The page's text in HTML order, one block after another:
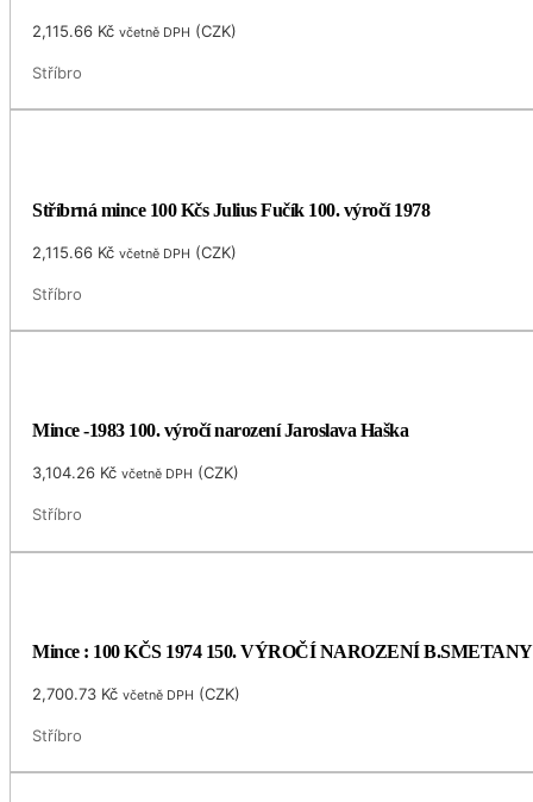
2,115.66 Kč včetně DPH (CZK)
Stříbro
Stříbrná mince 100 Kčs Julius Fučík 100. výročí 1978
2,115.66 Kč včetně DPH (CZK)
Stříbro
Mince -1983 100. výročí narození Jaroslava Haška
3,104.26 Kč včetně DPH (CZK)
Stříbro
Mince : 100 KČS 1974 150. VÝROČÍ NAROZENÍ B.SMETANY
2,700.73 Kč včetně DPH (CZK)
Stříbro